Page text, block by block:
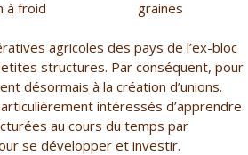
à froid
graines
agricoles des pays de l’ex-bloc
structures. Par conséquent, pour
désormais à la création d’unions.
intéressés d’apprendre
au cours du temps par
se développer et investir.